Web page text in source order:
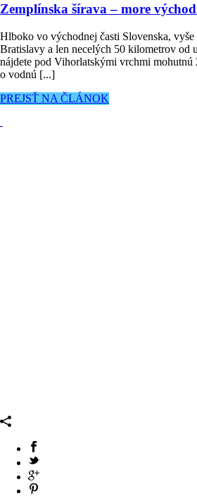
Zemplínska šírava – more
Hlboko vo východnej časti Slovenska,
Bratislavy a len necelých 50 kilometrov od
nájdete pod Vihorlatskými vrchmi mohutnú
o vodnú [...]
PREJSŤ NA ČLÁNOK